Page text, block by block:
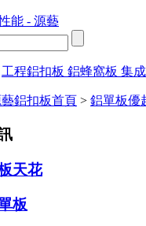
工程鋁扣板 鋁蜂窩板 集
鋁扣板首頁 > 鋁單板優
天花
板